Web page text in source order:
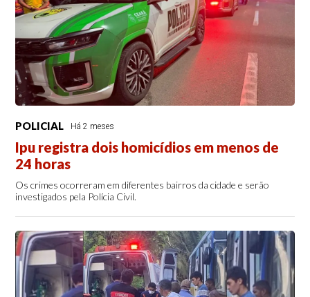
POLICIAL Há 2 meses
Ipu registra dois homicídios em menos de
24 horas
Os crimes ocorreram em diferentes bairros da cidade e serão
investigados pela Polícia Civil.